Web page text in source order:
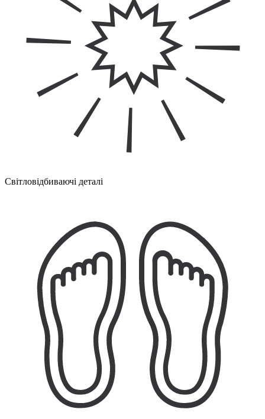
Світловідбиваючі деталі